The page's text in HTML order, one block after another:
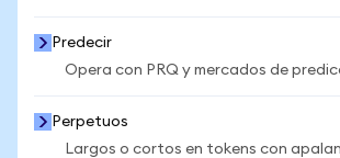
Predecir
Opera con PRQ y mercados de
Perpetuos
Largos o cortos en tokens con